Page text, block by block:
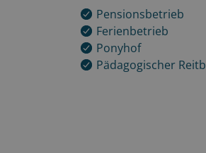
Pensionsbetrieb
Ferienbetrieb
Ponyhof
Pädagogischer